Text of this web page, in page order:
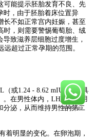
可能提示胚胎发育不良、先
时，由于胚胎着床位置异
长不如正常宫内妊娠，甚至
时，则需要警惕葡萄胎、绒
致滋养层细胞过度增生，
远超过正常孕期的范围。
（或1.24 - 8.62 mIU/mL，具
。在男性体内，LH主要作用
分泌，从而维持男性的第二
着明显的变化。在卵泡期，